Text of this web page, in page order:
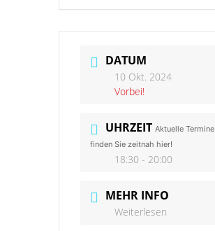
DATUM
10 Okt. 2024
Vorbei!
UHRZEIT Aktuelle Termine
finden Sie zeitnah hier!
18:30 - 20:00
MEHR INFO
Weiterlesen